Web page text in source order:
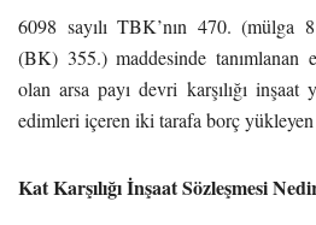
6098 sayılı TBK’nın 470. (mülga
(BK) 355.) maddesinde tanımlanan
olan arsa payı devri karşılığı inşaat
edimleri içeren iki tarafa borç
Kat Karşılığı İnşaat Sözleşmesi